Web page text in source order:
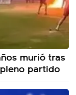
murió tras
partido